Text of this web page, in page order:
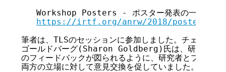
   Workshop Posters - ポスター発表の一覧
https://irtf.org/anrw/2018/
筆者は、TLSのセッションに参加しました。チェアをさ
ゴールドバーグ(Sharon Goldberg)氏は、研究結果か
のフィードバックが図られるように、研究者とプロト
両方の立場に対して意見交換を促していました。